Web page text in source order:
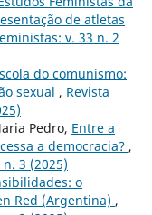
de atletas
v. 33 n. 2
do comunismo:
sexual , Revista
Pedro, Entre a
a democracia? ,
3 (2025)
o
Red (Argentina) ,